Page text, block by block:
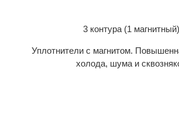
3 контура (1 магнитный)
Уплотнители с магнитом.
холода, шума и